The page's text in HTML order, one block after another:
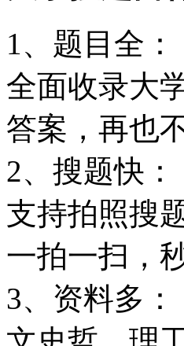
1、题目全：
全面收录大
答案，再也
2、搜题快：
支持拍照搜
一拍一扫，
3、资料多：